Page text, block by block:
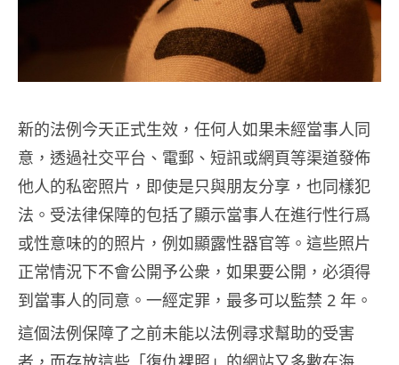
新的法例今天正式生效，任何人如果未經當事人同
意，透過社交平台、電郵、短訊或網頁等渠道發佈
他人的私密照片，即使是只與朋友分享，也同樣犯
法。受法律保障的包括了顯示當事人在進行性行爲
或性意味的的照片，例如顯露性器官等。這些照片
正常情況下不會公開予公衆，如果要公開，必須得
到當事人的同意。一經定罪，最多可以監禁 2 年。
這個法例保障了之前未能以法例尋求幫助的受害